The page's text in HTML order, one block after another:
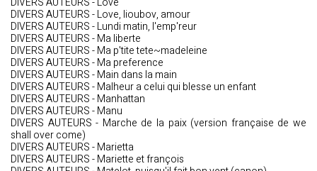
DIVERS AUTEURS - Love, lioubov, amour
DIVERS AUTEURS - Lundi matin, l'emp'reur
DIVERS AUTEURS - Ma liberte
DIVERS AUTEURS - Ma p'tite tete~madeleine
DIVERS AUTEURS - Ma preference
DIVERS AUTEURS - Main dans la main
DIVERS AUTEURS - Malheur a celui qui blesse un enfant
DIVERS AUTEURS - Manhattan
DIVERS AUTEURS - Manu
DIVERS AUTEURS - Marche de la paix (version française de we
shall over come)
DIVERS AUTEURS - Marietta
DIVERS AUTEURS - Mariette et françois